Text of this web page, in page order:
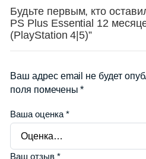
Будьте первым, кто
PS Plus Essential 12
(PlayStation 4|5)”
Ваш адрес email не будет
поля помечены*
Ваша оценка *
Ваш отзыв *